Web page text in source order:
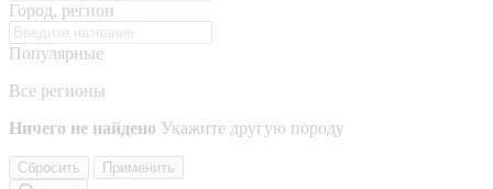
Город, регион
Популярные
Все регионы
Ничего не найдено Укажите другую породу
Сбросить
Применить